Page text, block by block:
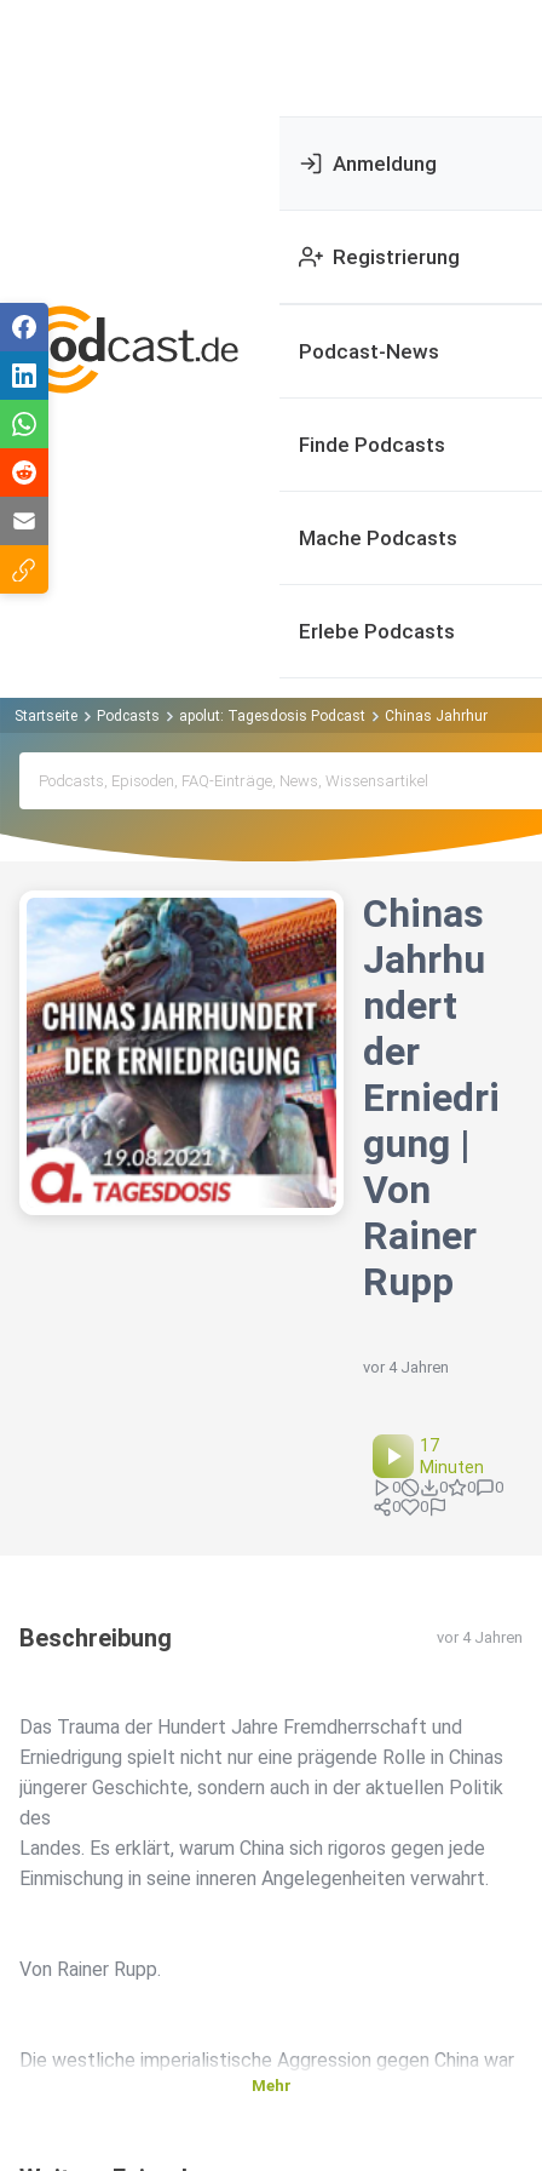
Anmeldung
Registrierung
Podcast-News
Finde Podcasts
Mache Podcasts
Erlebe Podcasts
Startseite Podcasts apolut: Tagesdosis Podcast Chinas Jahrhundert
Chinas
Jahrhu
ndert
der
Erniedri
gung |
Von
Rainer
Rupp
vor 4 Jahren
17
Minuten
0 0 0
0
0
0
Beschreibung vor 4 Jahren
Das Trauma der Hundert Jahre Fremdherrschaft und
Erniedrigung spielt nicht nur eine prägende Rolle in Chinas
jüngerer Geschichte, sondern auch in der aktuellen Politik
des
Landes. Es erklärt, warum China sich rigoros gegen jede
Einmischung in seine inneren Angelegenheiten verwahrt.
Von Rainer Rupp.
Die westliche imperialistische Aggression gegen China war
Mehr